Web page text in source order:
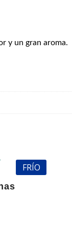
y un gran aroma.
FRÍO